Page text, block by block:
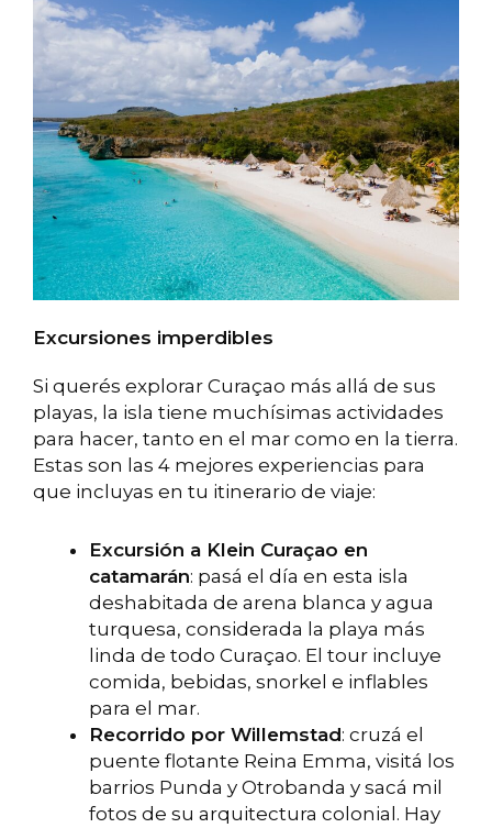
Excursiones imperdibles
Si querés explorar Curaçao más allá de sus
playas, la isla tiene muchísimas actividades
para hacer, tanto en el mar como en la tierra.
Estas son las 4 mejores experiencias para
que incluyas en tu itinerario de viaje:
Excursión a Klein Curaçao en
catamarán: pasá el día en esta isla
deshabitada de arena blanca y agua
turquesa, considerada la playa más
linda de todo Curaçao. El tour incluye
comida, bebidas, snorkel e inflables
para el mar.
Recorrido por Willemstad: cruzá el
puente flotante Reina Emma, visitá los
barrios Punda y Otrobanda y sacá mil
fotos de su arquitectura colonial. Hay